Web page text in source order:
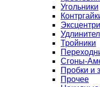
Угольники
Тройники
Сгоны-
Пробки и
Прочее